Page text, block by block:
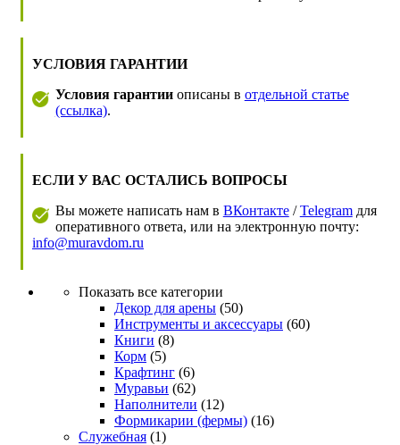
УСЛОВИЯ ГАРАНТИИ
Условия гарантииописаны в отдельной статье
(ссылка).
ЕСЛИ У ВАС ОСТАЛИСЬ ВОПРОСЫ
Вы можете написать нам в ВКонтакте/Telegramдля
оперативного ответа, или на электронную почту:
info@muravdom.ru
Показать все категории
Декор для арены (50)
Инструменты и аксессуары (60)
Книги (8)
Корм (5)
Крафтинг (6)
Муравьи (62)
Наполнители (12)
Формикарии (фермы) (16)
Служебная (1)